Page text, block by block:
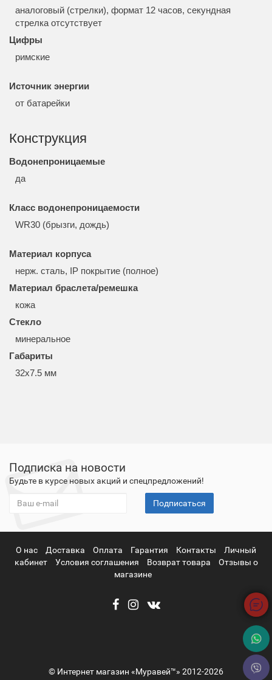
аналоговый (стрелки), формат 12 часов, секундная
стрелка отсутствует
Цифры
римские
Источник энергии
от батарейки
Конструкция
Водонепроницаемые
да
Класс водонепроницаемости
WR30 (брызги, дождь)
Материал корпуса
нерж. сталь, IP покрытие (полное)
Материал браслета/ремешка
кожа
Стекло
минеральное
Габариты
32x7.5 мм
Подписка на новости
Будьте в курсе новых акций и спецпредложений!
Подписаться
О нас Доставка Оплата Гарантия Контакты
Личный
кабинет
Условия соглашения Возврат товара
Отзывы о
магазине
© Интернет магазин «Муравей™» 2012-2026